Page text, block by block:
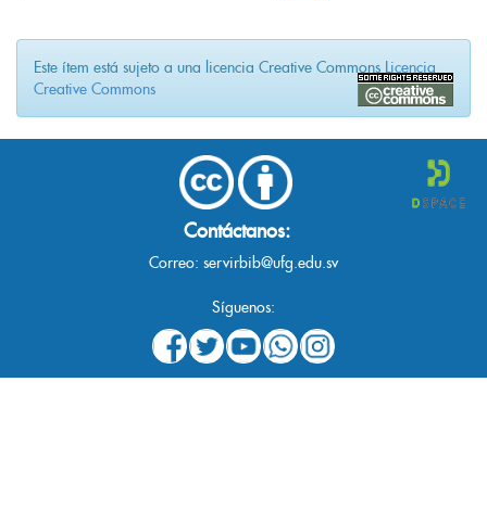
Este ítem está sujeto a una licencia Creative Commons Licencia
Creative Commons
Contáctanos:
Correo: servirbib@ufg.edu.sv
Síguenos: